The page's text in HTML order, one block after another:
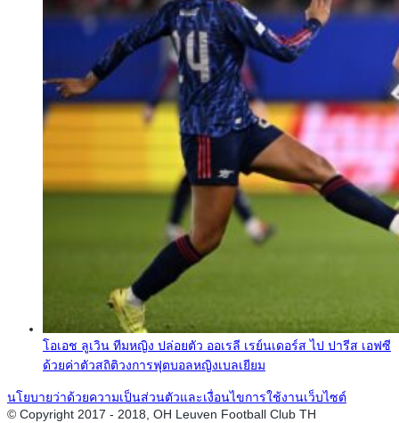
โอเอช ลูเวิน ทีมหญิง ปล่อยตัว ออเรลี เรย์นเดอร์ส ไป ปารีส เอฟซี
ด้วยค่าตัวสถิติวงการฟุตบอลหญิงเบลเยียม
นโยบายว่าด้วยความเป็นส่วนตัวและเงื่อนไขการใช้งานเว็บไซต์
© Copyright 2017 - 2018, OH Leuven Football Club TH